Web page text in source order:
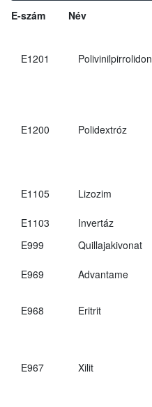
E-szám Név
E1201 Polivinilpirrolidon
E1200 Polidextróz
E1105 Lizozim
E1103
Invertáz
E999
Quillajakivonat
E969
Advantame
E968 Eritrit
E967 Xilit